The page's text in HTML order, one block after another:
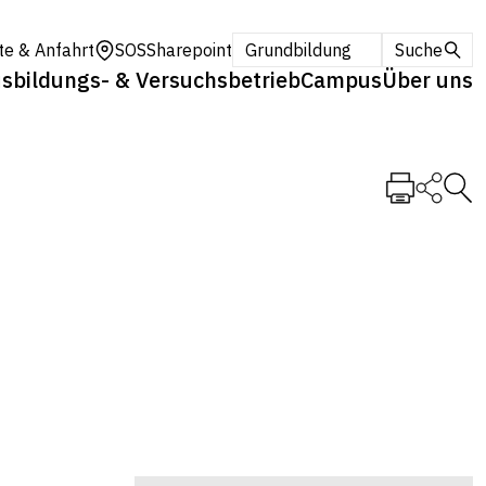
& Anfahrt SOSSharepoint Grundbildung Suche
& VersuchsbetriebCampusÜber uns